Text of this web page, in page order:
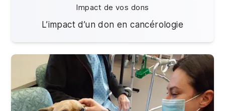
Impact de vos dons
L’impact d’un don en cancérologie